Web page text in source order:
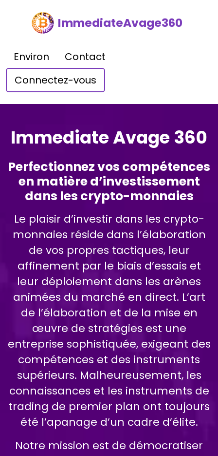
ImmediateAvage360
Environ
Contact
Connectez-vous
Immediate Avage 360
Perfectionnez vos compétences
en matière d’investissement
dans les crypto-monnaies
Le plaisir d’investir dans les crypto-
monnaies réside dans l’élaboration
de vos propres tactiques, leur
affinement par le biais d’essais et
leur déploiement dans les arènes
animées du marché en direct. L’art
de l’élaboration et de la mise en
œuvre de stratégies est une
entreprise sophistiquée, exigeant des
compétences et des instruments
supérieurs. Malheureusement, les
connaissances et les instruments de
trading de premier plan ont toujours
été l’apanage d’un cadre d’élite.
Notre mission est de démocratiser